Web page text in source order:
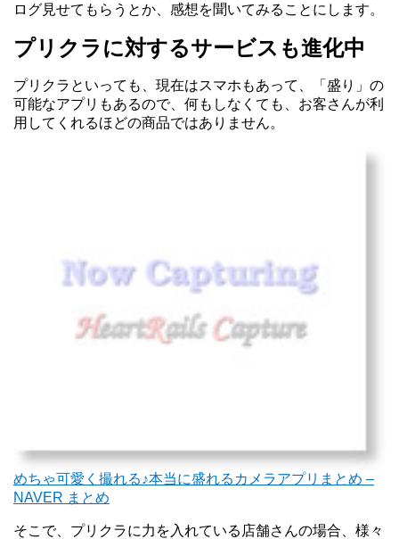
ログ見せてもらうとか、感想を聞いてみることにします。
プリクラに対するサービスも進化中
プリクラといっても、現在はスマホもあって、「盛り」の
可能なアプリもあるので、何もしなくても、お客さんが利
用してくれるほどの商品ではありません。
めちゃ可愛く撮れる♪本当に盛れるカメラアプリまとめ –
NAVER まとめ
そこで、プリクラに力を入れている店舗さんの場合、様々